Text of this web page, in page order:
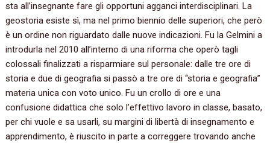
sta all’insegnante fare gli opportuni agganci interdisciplinari. La
geostoria esiste sì, ma nel primo biennio delle superiori, che però
è un ordine non riguardato dalle nuove indicazioni. Fu la Gelmini a
introdurla nel 2010 all’interno di una riforma che operò tagli
colossali finalizzati a risparmiare sul personale: dalle tre ore di
storia e due di geografia si passò a tre ore di “storia e geografia”
materia unica con voto unico. Fu un crollo di ore e una
confusione didattica che solo l’effettivo lavoro in classe, basato,
per chi vuole e sa usarli, su margini di libertà di insegnamento e
apprendimento, è riuscito in parte a correggere trovando anche